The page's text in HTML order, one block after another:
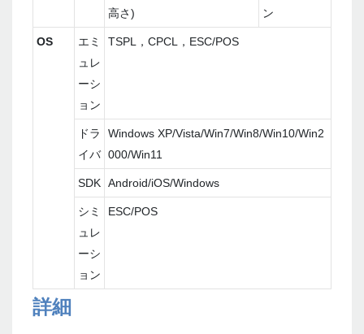
高さ)
ン
OS
エミ
ュレ
ーシ
ョン
TSPL，CPCL，ESC/POS
ドラ
イバ
Windows XP/Vista/Win7/Win8/Win10/Win2
000/Win11
SDK Android/iOS/Windows
シミ
ュレ
ーシ
ョン
ESC/POS
詳細